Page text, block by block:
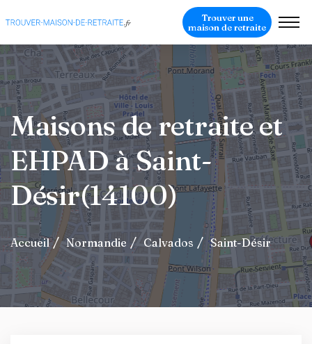
Trouver une
maison de retraite
Maisons de retraite et
EHPAD à Saint-
Désir(14100)
Accueil Normandie Calvados Saint-Désir